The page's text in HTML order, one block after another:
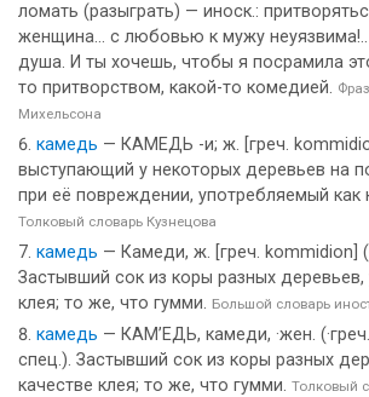
ломать (разыграть) — иноск.:
женщина... с любовью к мужу
душа. И ты хочешь, чтобы я посрамила
то притворством, какой-то комедией.
Михельсона
камедь — КАМЕДЬ -и; ж. [греч.
выступающий у некоторых деревьев на
при её повреждении, употребляемый как
Толковый словарь Кузнецова
камедь — Камеди, ж. [греч. kommidion]
Застывший сок из коры разных деревьев,
клея; то же, что гумми. Большой словарь
камедь — КАМ’ЕДЬ, камеди, ·жен.
спец.). Застывший сок из коры разных
качестве клея; то же, что гумми. Толковый